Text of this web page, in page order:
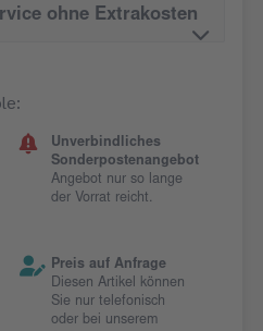
ohne Extrakosten
Unverbindliches
Sonderpostenangebot
Angebot nur so lange
der Vorrat reicht.
Preis auf Anfrage
Diesen Artikel können
Sie nur telefonisch
oder bei unserem